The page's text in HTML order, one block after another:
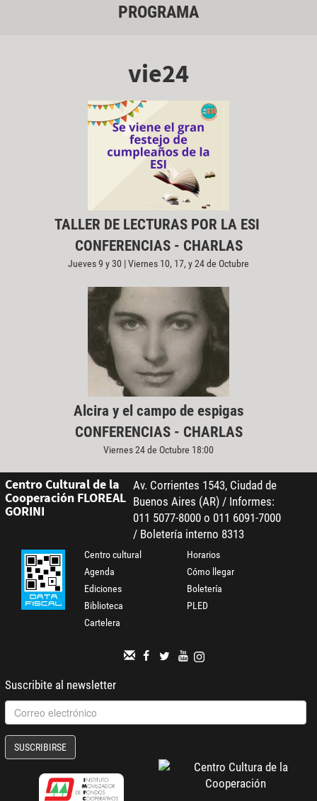
PROGRAMA
vie24
TALLER DE LECTURAS POR LA ESI
CONFERENCIAS - CHARLAS
Jueves 9 y 30 | Viernes 10, 17, y 24 de Octubre
Alcira y el campo de espigas
CONFERENCIAS - CHARLAS
Viernes 24 de Octubre 18:00
Centro Cultural de la
Cooperación FLOREAL
GORINI
Av. Corrientes 1543, Ciudad de
Buenos Aires (AR) / Informes:
011 5077-8000 o 011 6091-7000
/ Boletería interno 8313
Centro cultural
Agenda
Ediciones
Biblioteca
Cartelera
Horarios
Cómo llegar
Boletería
PLED
Suscribite al newsletter
SUSCRIBIRSE